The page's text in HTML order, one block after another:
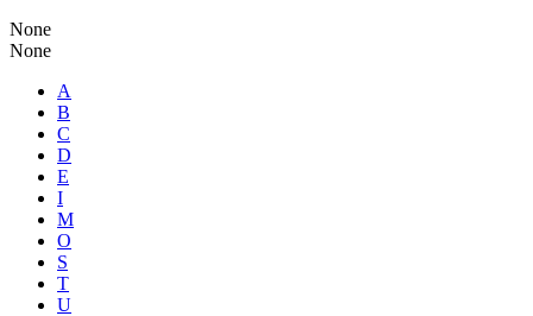
None
None
A
B
C
D
E
I
M
O
S
T
U